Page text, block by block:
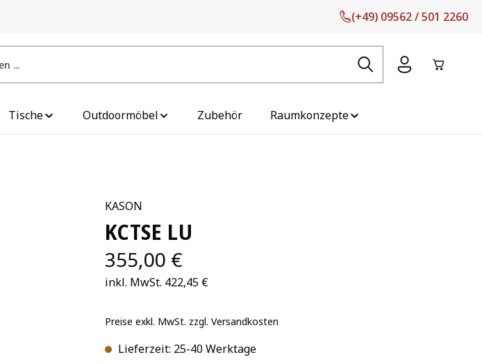
(+49) 09562 / 501 2260
Tische Outdoormöbel Zubehör Raumkonzepte
KASON
KCTSE LU
355,00 €
inkl. MwSt. 422,45 €
Preise exkl. MwSt. zzgl. Versandkosten
Lieferzeit: 25-40 Werktage